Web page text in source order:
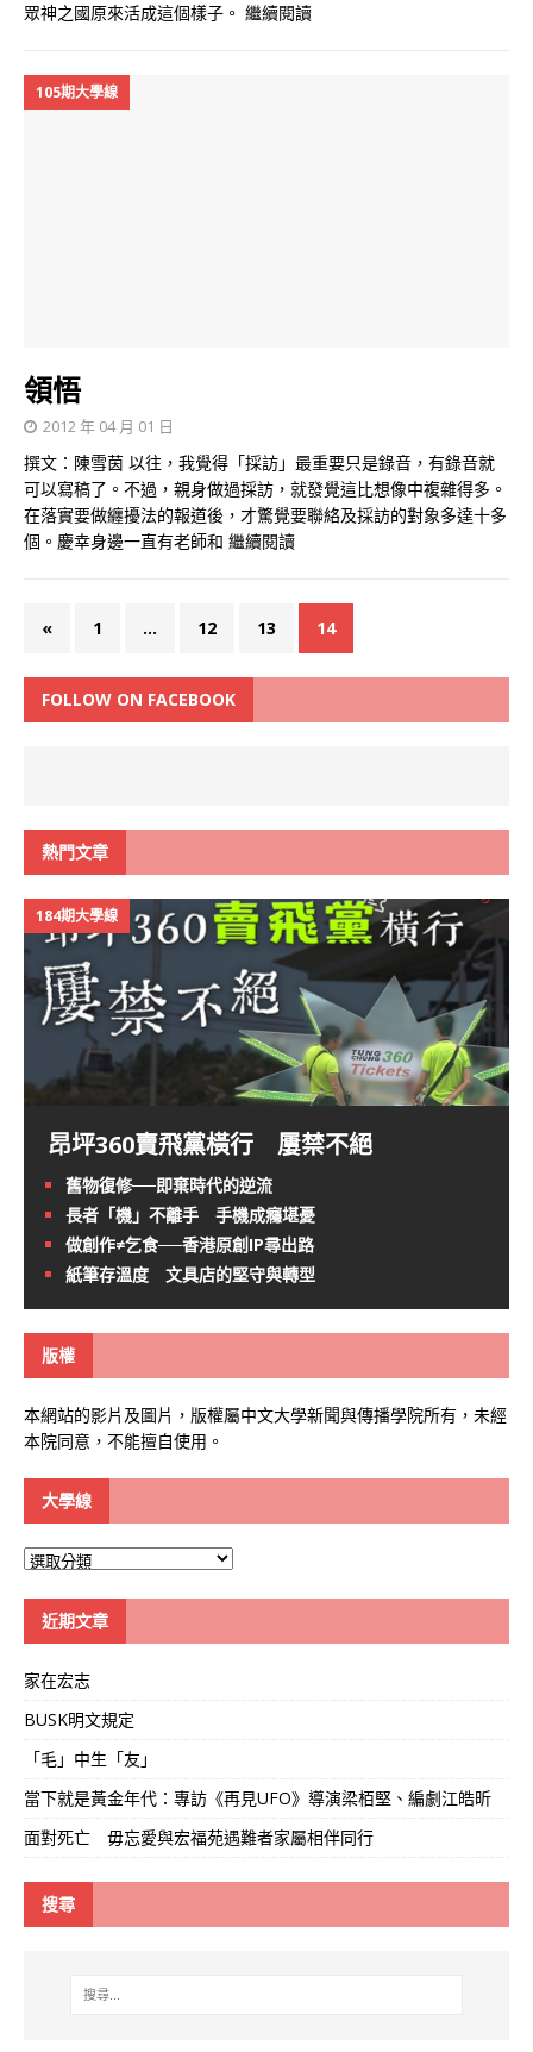
眾神之國原來活成這個樣子。 繼續閱讀
105期大學線
領悟
2012 年 04 月 01 日
撰文：陳雪茵 以往，我覺得「採訪」最重要只是錄音，有錄音就
可以寫稿了。不過，親身做過採訪，就發覺這比想像中複雜得多。
在落實要做纏擾法的報道後，才驚覺要聯絡及採訪的對象多達十多
個。慶幸身邊一直有老師和 繼續閱讀
« 1 ... 12 13 14
FOLLOW ON FACEBOOK
熱門文章
184期大學線
昂坪360賣飛黨橫行 屢禁不絕
舊物復修──即棄時代的逆流
長者「機」不離手 手機成癮堪憂
做創作≠乞食──香港原創IP尋出路
紙筆存溫度 文具店的堅守與轉型
版權
本網站的影片及圖片，版權屬中文大學新聞與傳播學院所有，未經
本院同意，不能擅自使用。
大學線
大
近期文章
家在宏志
BUSK明文規定
「毛」中生「友」
當下就是黃金年代：專訪《再見UFO》導演梁栢堅、編劇江皓昕
面對死亡 毋忘愛與宏福苑遇難者家屬相伴同行
搜尋